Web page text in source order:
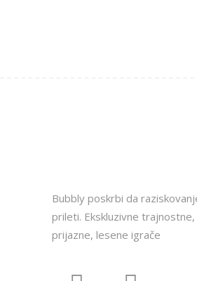
Bubbly poskrbi da
prileti. Ekskluzivne trajnostne,
prijazne, lesene igrače